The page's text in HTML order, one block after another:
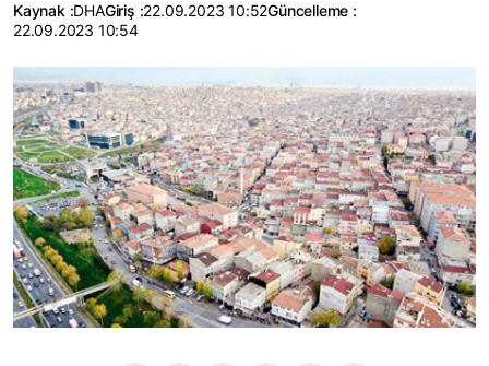
Kaynak :DHAGiriş :22.09.2023 10:52Güncelleme :
22.09.2023 10:54